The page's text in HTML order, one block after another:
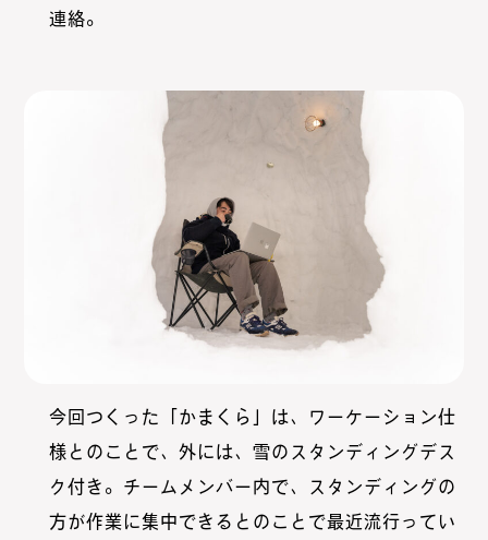
連絡。
今回つくった「かまくら」は、ワーケーション仕
様とのことで、外には、雪のスタンディングデス
ク付き。チームメンバー内で、スタンディングの
方が作業に集中できるとのことで最近流行ってい